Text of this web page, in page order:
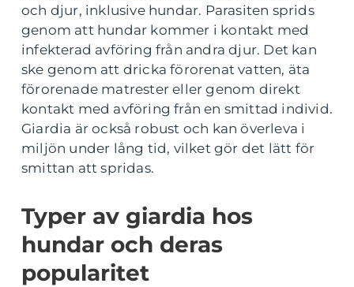
och djur, inklusive hundar. Parasiten sprids
genom att hundar kommer i kontakt med
infekterad avföring från andra djur. Det kan
ske genom att dricka förorenat vatten, äta
förorenade matrester eller genom direkt
kontakt med avföring från en smittad individ.
Giardia är också robust och kan överleva i
miljön under lång tid, vilket gör det lätt för
smittan att spridas.
Typer av giardia hos
hundar och deras
popularitet